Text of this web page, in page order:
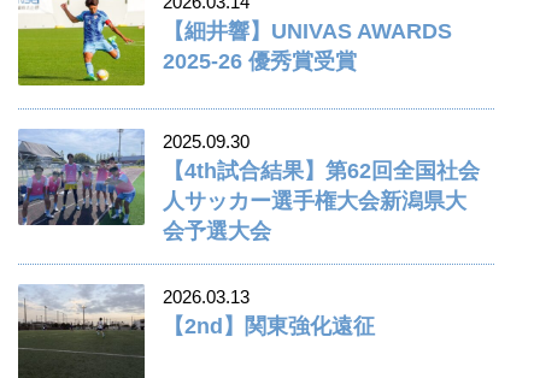
【細井響】UNIVAS AWARDS
2025-26 優秀賞受賞
2025.09.30
【4th試合結果】第62回全国社会
人サッカー選手権大会新潟県大
会予選大会
2026.03.13
【2nd】関東強化遠征